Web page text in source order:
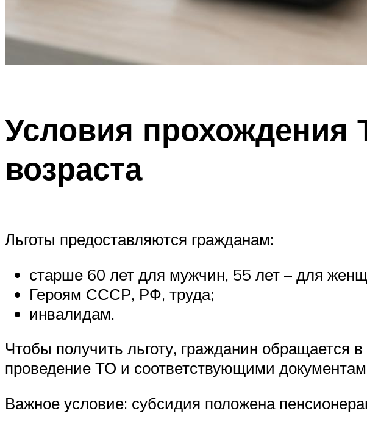
Условия
возраста
Льготы предоставляются гражданам:
старше 60 лет для мужчин, 55 лет – для
Героям СССР, РФ, труда;
инвалидам.
Чтобы получить льготу, гражданин обращается
проведение ТО и соответствующими
Важное условие: субсидия положена